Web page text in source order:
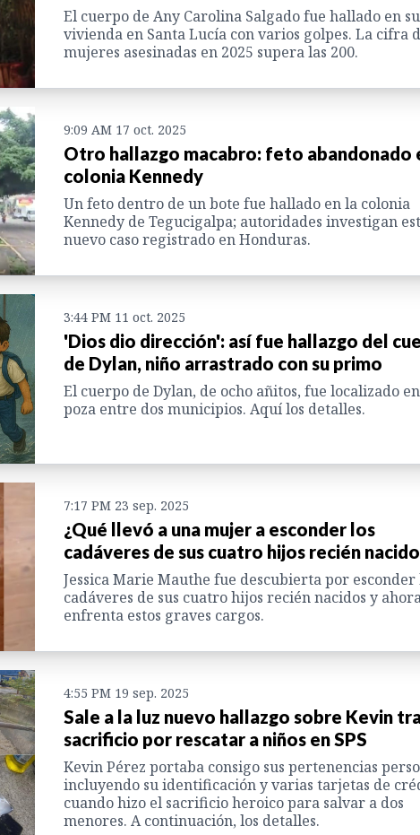
El cuerpo de Any Carolina Salgado fue hallado en su
vivienda en Santa Lucía con varios golpes. La cifra
mujeres asesinadas en 2025 supera las 200.
9:09 AM 17 oct. 2025
Otro hallazgo macabro: feto abandonado
colonia Kennedy
Un feto dentro de un bote fue hallado en la colonia
Kennedy de Tegucigalpa; autoridades investigan
nuevo caso registrado en Honduras.
3:44 PM 11 oct. 2025
'Dios dio dirección': así fue hallazgo del
de Dylan, niño arrastrado con su primo
El cuerpo de Dylan, de ocho añitos, fue localizado
poza entre dos municipios. Aquí los detalles.
7:17 PM 23 sep. 2025
¿Qué llevó a una mujer a esconder los
cadáveres de sus cuatro hijos recién
Jessica Marie Mauthe fue descubierta por esconder
cadáveres de sus cuatro hijos recién nacidos y
enfrenta estos graves cargos.
4:55 PM 19 sep. 2025
Sale a la luz nuevo hallazgo sobre Kevin
sacrificio por rescatar a niños en SPS
Kevin Pérez portaba consigo sus pertenencias
incluyendo su identificación y varias tarjetas de
cuando hizo el sacrificio heroico para salvar a dos
menores. A continuación, los detalles.